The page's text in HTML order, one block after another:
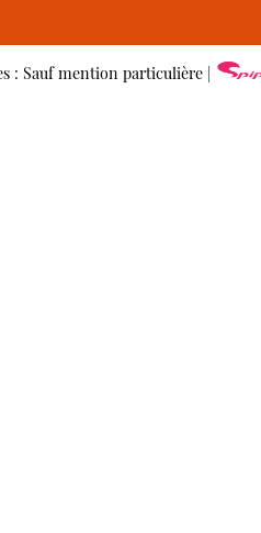
: Sauf mention particulière |